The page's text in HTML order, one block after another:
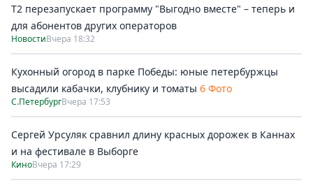
Т2 перезапускает программу "Выгодно вместе" – теперь и
для абонентов других операторов
НовостиВчера 18:32
Кухонный огород в парке Победы: юные петербуржцы
высадили кабачки, клубнику и томаты 6 Фото
С.ПетербургВчера 17:53
Сергей Урсуляк сравнил длину красных дорожек в Каннах
и на фестивале в Выборге
КиноВчера 17:29